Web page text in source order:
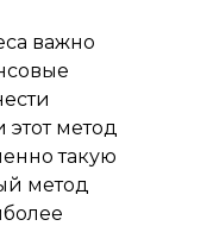
важно
метод
такую
метод